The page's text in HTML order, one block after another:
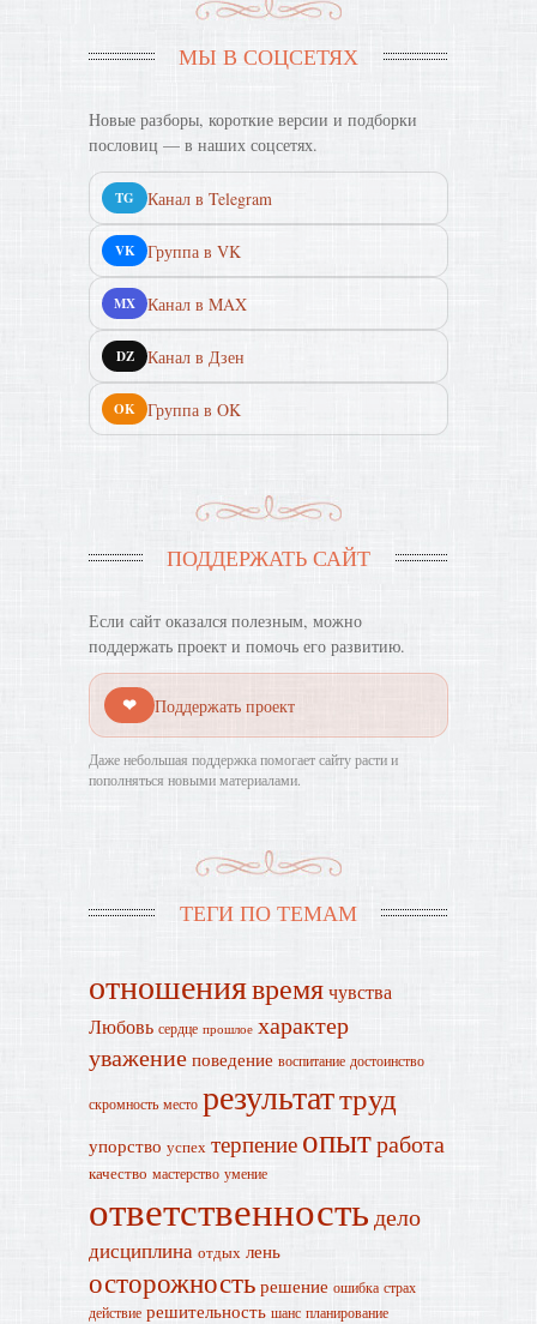
МЫ В СОЦСЕТЯХ
Новые разборы, короткие версии и подборки
пословиц — в наших соцсетях.
TG Канал в Telegram
VK Группа в VK
MX Канал в MAX
DZ Канал в Дзен
OK Группа в OK
ПОДДЕРЖАТЬ САЙТ
Если сайт оказался полезным, можно
поддержать проект и помочь его развитию.
❤ Поддержать проект
Даже небольшая поддержка помогает сайту расти и
пополняться новыми материалами.
ТЕГИ ПО ТЕМАМ
отношениявремячувства
Любовь сердце прошлое характер
уважение поведение воспитание достоинство
скромность место результаттруд
упорство успех терпение опытработа
качество мастерство умение
ответственностьдело
дисциплина отдых лень
осторожность решение ошибка страх
действие решительность шанс планирование